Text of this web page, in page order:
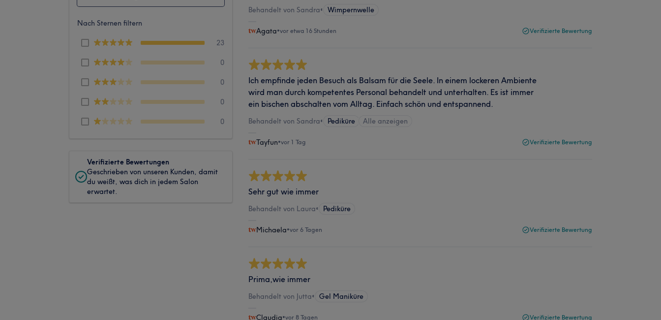
Nach Sternen filtern
23
0
0
0
0
Verifizierte Bewertungen
Geschrieben von unseren Kunden, damit
du weißt, was dich in jedem Salon
erwartet.
Behandelt von Sandra• Wimpernwelle
Agata•vor etwa 16 Stunden Verifizierte Bewertung
Ich empfinde jeden Besuch als Balsam für die Seele. In einem lockeren Ambiente
wird man durch kompetentes Personal behandelt und unterhalten. Es ist immer
ein bischen abschalten vom Alltag. Einfach schön und entspannend.
Behandelt von Sandra• Pediküre Alle anzeigen
Tayfun•vor 1 Tag Verifizierte Bewertung
Sehr gut wie immer
Behandelt von Laura• Pediküre
Michaela•vor 6 Tagen Verifizierte Bewertung
Prima,wie immer
Behandelt von Jutta• Gel Maniküre
Claudia•vor 8 Tagen Verifizierte Bewertung